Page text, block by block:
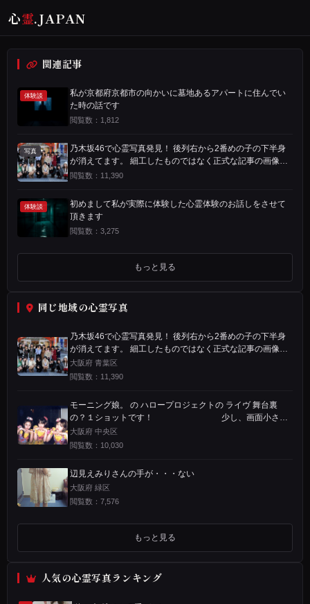
心霊.JAPAN
霊
真
投稿
プ
拡
大
て
見
る
写
真
次
の
写
真
通
報
す
ー
ン
グ
娘。」
が
最
シ
ン
グ
ル
の
発
売
記
関連記事
体験談
私が京都府京都市の向かいに墓地あるアパートに住んでい
た時の話です
閲覧数：1,812
写真
乃木坂46で心霊写真発見！ 後列右から2番めの子の下半身
が消えてます。 細工したものではなく正式な記事の画像で
す。
閲覧数：11,390
体験談
初めまして私が実際に体験した心霊体験のお話しをさせて
頂きます
閲覧数：3,275
もっと見る
同じ地域の心霊写真
乃木坂46で心霊写真発見！ 後列右から2番めの子の下半身
が消えてます。 細工したものではなく正式な記事の画像で
す。
大阪府 青葉区
閲覧数：11,390
モーニング娘。 の ハロープロジェクトの ライヴ 舞台裏
の？１ショットです！ 少し、画面小さく
見辛いかも 知れませんが…恐ろしいモノが 映り込んでます
大阪府 中央区
閲覧数：10,030
辺見えみりさんの手が・・・ない
大阪府 緑区
閲覧数：7,576
もっと見る
人気の心霊写真ランキング